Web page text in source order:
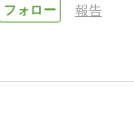
報告